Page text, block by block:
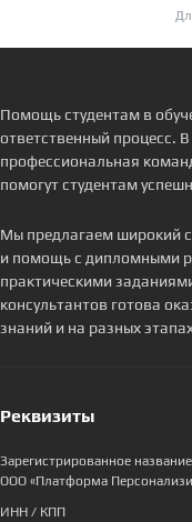
Помощь студентам в
ответственный процесс.
профессиональная
помогут студентам
Мы предлагаем широкий
и помощь с дипломными
практическими
консультантов готова
знаний и на разных
Реквизиты
Зарегистрированное
ООО «Платформа
ИНН / КПП